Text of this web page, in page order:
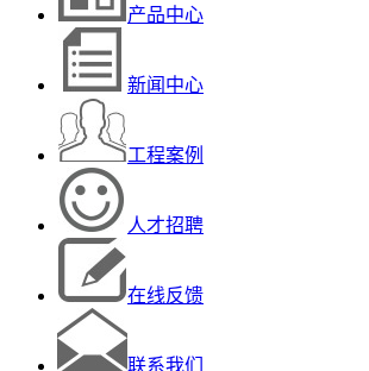
产品中心
新闻中心
工程案例
人才招聘
在线反馈
联系我们